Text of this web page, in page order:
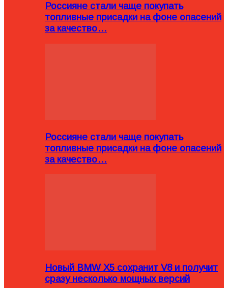
Россияне стали чаще покупать
топливные присадки на фоне опасений
за качество…
Россияне стали чаще покупать
топливные присадки на фоне опасений
за качество…
Новый BMW X5 сохранит V8 и получит
сразу несколько мощных версий